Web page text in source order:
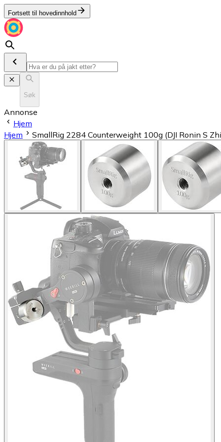
Fortsett til hovedinnhold
Søk
Annonse
Hjem
Hjem
SmallRig 2284 Counterweight 100g (DJI Ronin S